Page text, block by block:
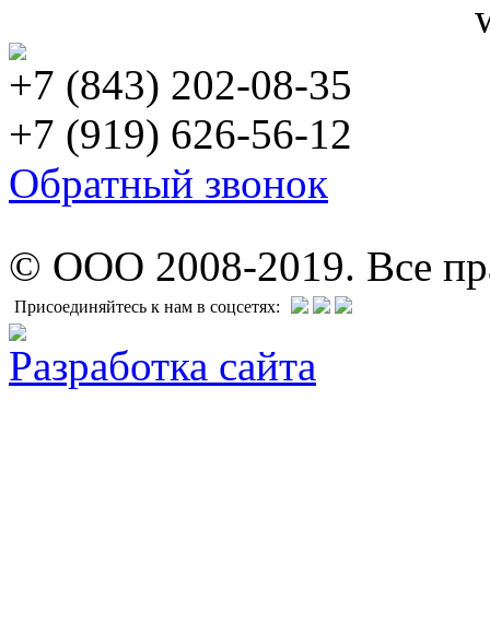
+7 (843) 202-08-35
+7 (919) 626-56-12
Обратный звонок
© ООО 2008-2019. Все
Присоединяйтесь к нам в соцсетях:
Разработка сайта